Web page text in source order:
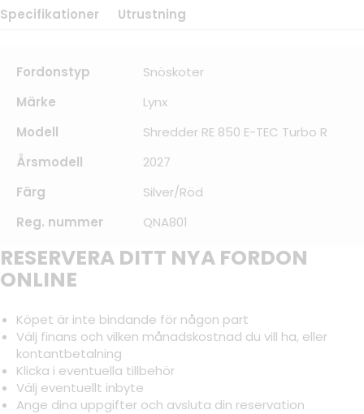
Specifikationer
Utrustning
Fordonstyp
Snöskoter
Märke
Lynx
Modell
Shredder RE 850 E-TEC Turbo R
Årsmodell
2027
Färg
Silver/Röd
Reg. nummer
QNA801
RESERVERA DITT NYA FORDON
ONLINE
Köpet är inte bindande för någon part
Välj finans och vilken månadskostnad du vill ha, eller
kontantbetalning
Klicka i eventuella tillbehör
Välj eventuellt inbyte
Ange dina uppgifter och avsluta din reservation